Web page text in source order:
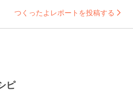
つくったよレポートを投稿する
ピ